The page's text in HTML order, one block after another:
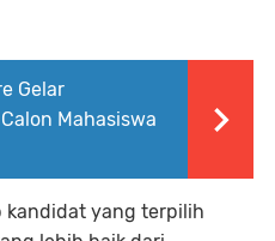
Gelar
Mahasiswa
kandidat yang terpilih